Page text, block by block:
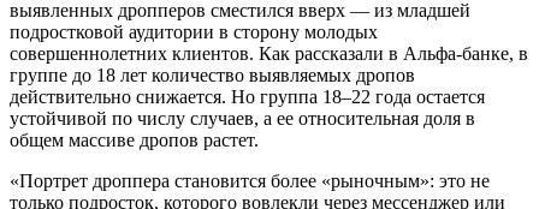
выявленных дропперов сместился вверх — из младшей
подростковой аудитории в сторону молодых
совершеннолетних клиентов. Как рассказали в Альфа-банке, в
группе до 18 лет количество выявляемых дропов
действительно снижается. Но группа 18–22 года остается
устойчивой по числу случаев, а ее относительная доля в
общем массиве дропов растет.
«Портрет дроппера становится более «рыночным»: это не
только подросток, которого вовлекли через мессенджер или